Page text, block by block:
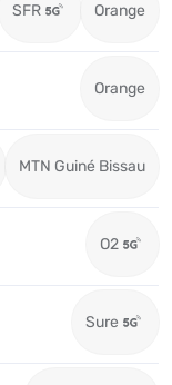
SFR Orange
Orange
MTN Guiné Bissau
O2
Sure